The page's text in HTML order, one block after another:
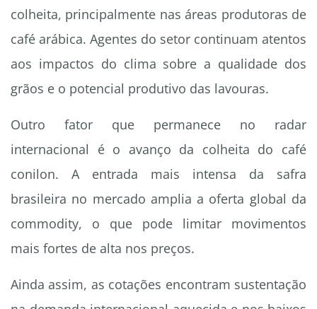
colheita, principalmente nas áreas produtoras de
café arábica. Agentes do setor continuam atentos
aos impactos do clima sobre a qualidade dos
grãos e o potencial produtivo das lavouras.
Outro fator que permanece no radar
internacional é o avanço da colheita do café
conilon. A entrada mais intensa da safra
brasileira no mercado amplia a oferta global da
commodity, o que pode limitar movimentos
mais fortes de alta nos preços.
Ainda assim, as cotações encontram sustentação